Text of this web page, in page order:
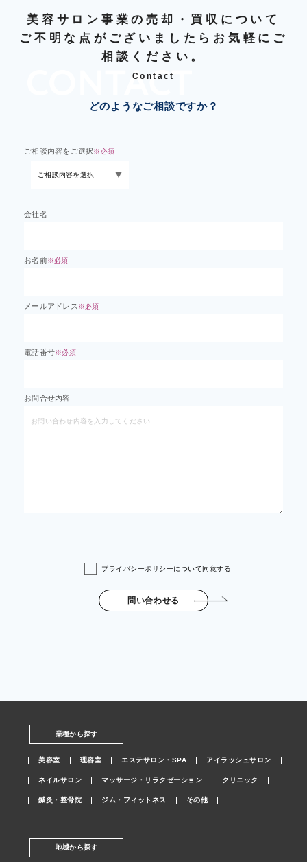
美容サロン事業の売却・買収について
ご不明な点がございましたらお気軽にご
相談ください。
Contact
どのようなご相談ですか？
ご相談内容をご選択※必須
会社名
お名前※必須
メールアドレス ※必須
電話番号※必須
お問合せ内容
プライバシーポリシーについて同意する
問い合わせる
業種から探す
美容室 理容室 エステサロン・SPA アイラッシュサロン
ネイルサロン マッサージ・リラクゼーション クリニック
鍼灸・整骨院 ジム・フィットネス その他
地域から探す